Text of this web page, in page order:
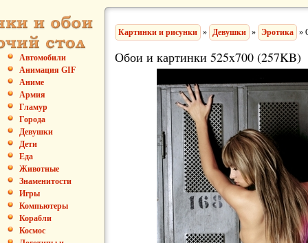
Автомобили
Анимация GIF
Аниме
Армия
Гламур
Города
Девушки
Дети
Еда
Животные
Знаменитости
Игры
Компьютеры
Корабли
Космос
Картинки и рисунки » Девушки » Эротика »
Обои и картинки 525x700 (257KB)